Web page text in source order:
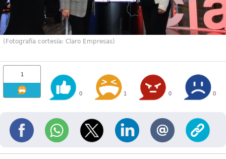
(Fotografía cortesía: Claro Empresas)
1
0 1 0 0